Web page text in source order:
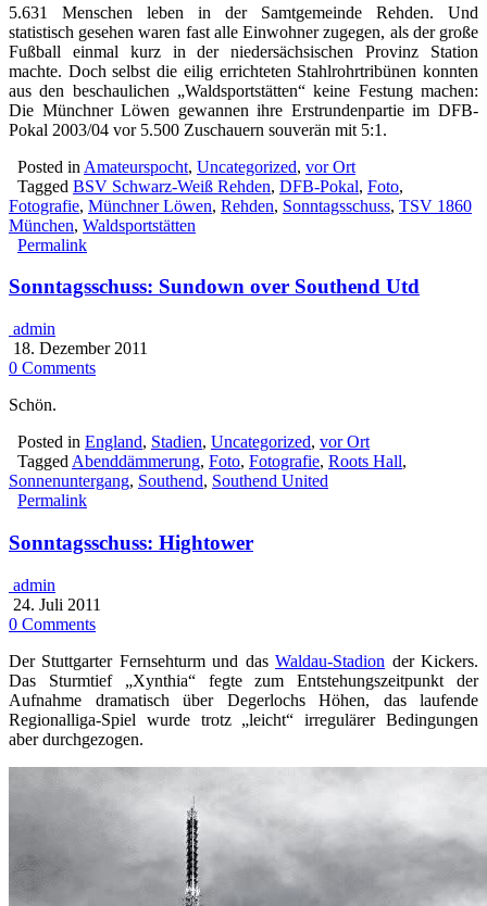
5.631 Menschen leben in der Samtgemeinde Rehden. Und
statistisch gesehen waren fast alle Einwohner zugegen, als der große
Fußball einmal kurz in der niedersächsischen Provinz Station
machte. Doch selbst die eilig errichteten Stahlrohrtribünen konnten
aus den beschaulichen „Waldsportstätten“ keine Festung machen:
Die Münchner Löwen gewannen ihre Erstrundenpartie im DFB-
Pokal 2003/04 vor 5.500 Zuschauern souverän mit 5:1.
Posted in Amateurspocht, Uncategorized, vor Ort
Tagged BSV Schwarz-Weiß Rehden, DFB-Pokal, Foto,
Fotografie, Münchner Löwen, Rehden, Sonntagsschuss, TSV 1860
München, Waldsportstätten
Permalink
Sonntagsschuss: Sundown over Southend Utd
admin
18. Dezember 2011
0 Comments
Schön.
Posted in England, Stadien, Uncategorized, vor Ort
Tagged Abenddämmerung, Foto, Fotografie, Roots Hall,
Sonnenuntergang, Southend, Southend United
Permalink
Sonntagsschuss: Hightower
admin
24. Juli 2011
0 Comments
Der Stuttgarter Fernsehturm und dasWaldau-Stadion der Kickers.
Das Sturmtief „Xynthia“ fegte zum Entstehungszeitpunkt der
Aufnahme dramatisch über Degerlochs Höhen, das laufende
Regionalliga-Spiel wurde trotz „leicht“ irregulärer Bedingungen
aber durchgezogen.